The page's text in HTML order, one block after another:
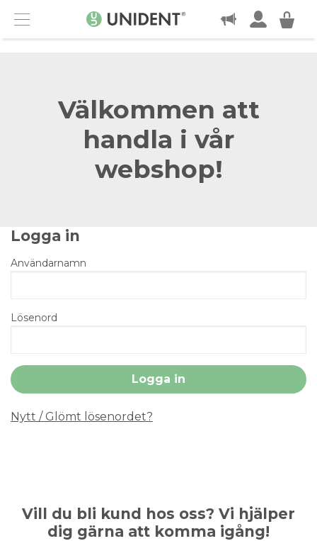
Menu
KONTAKT
Välkommen att
handla i vår
webshop!
Logga in
Användarnamn
Lösenord
Nytt / Glömt lösenordet?
Vill du bli kund hos oss? Vi hjälper
dig gärna att komma igång!